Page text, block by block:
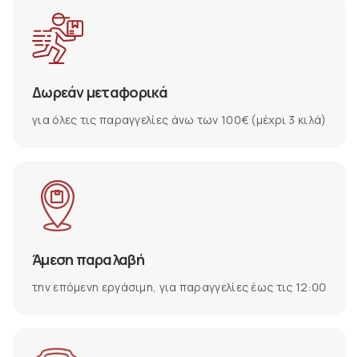
Δωρεάν μεταφορικά
για όλες τις παραγγελίες άνω των 100€ (μέχρι 3 κιλά)
Άμεση παραλαβή
την επόμενη εργάσιμη, για παραγγελίες έως τις 12:00